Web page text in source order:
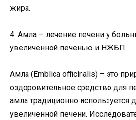
жира.
4. Амла – лечение печени у
увеличенной печенью и НЖБП
Амла (Emblica officinalis) – это
оздоровительное средство для
амла традиционно используется
увеличенной печени.